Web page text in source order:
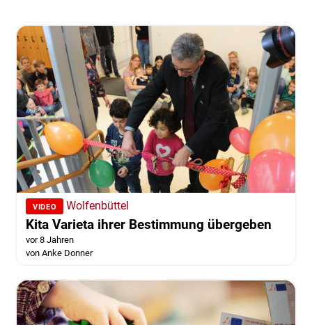
VIDEO Wolfenbüttel
Kita Varieta ihrer Bestimmung übergeben
vor 8 Jahren
von Anke Donner